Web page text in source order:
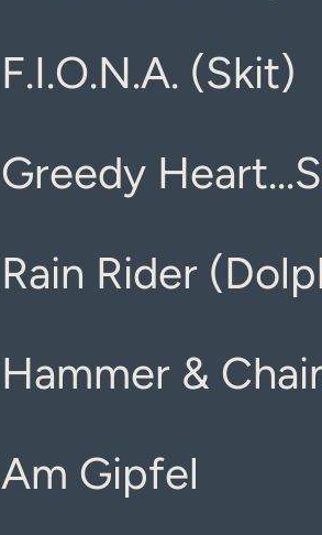
F.I.O.N.A. (Skit)
Greedy
Rain Rider
Hammer &
Am Gipfel